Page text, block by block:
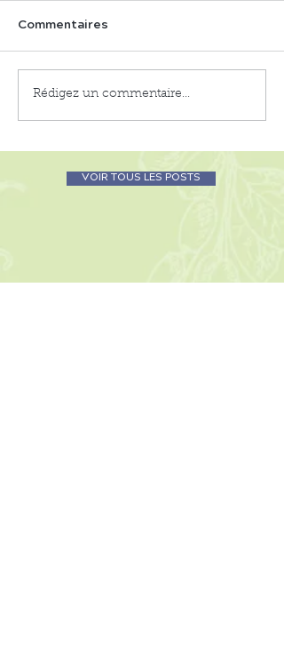
Commentaires
Rédigez un commentaire...
VOIR TOUS LES POSTS